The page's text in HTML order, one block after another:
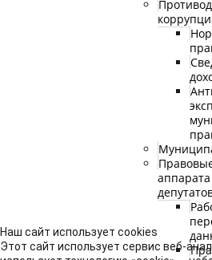
Наш сайт использует cookies
Этот сайт использует сервис веб-